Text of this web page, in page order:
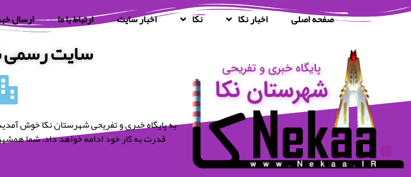
صفحه اصلی اخبار نکا نکا اخبار سایت ارتباط با ما ارسال
سایت رسمی
قدرت به کار خود ادامه خواهد داد. شما